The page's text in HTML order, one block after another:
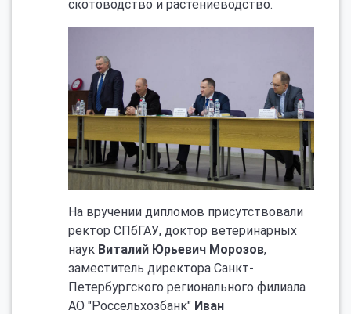
скотоводство и растениеводство.
На вручении дипломов присутствовали
ректор СПбГАУ, доктор ветеринарных
наук Виталий Юрьевич Морозов,
заместитель директора Санкт-
Петербургского регионального филиала
АО "Россельхозбанк" Иван